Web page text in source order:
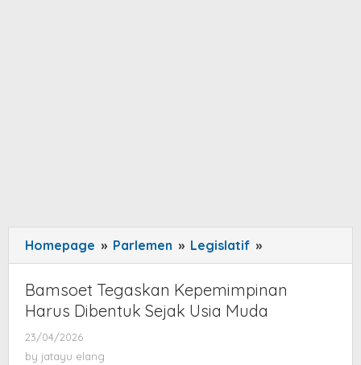
Homepage » Parlemen » Legislatif »
Tegaskan
Kepemimpinan
Bamsoet Tegaskan Kepemimpinan
Harus Dibentuk Sejak Usia Muda
23/04/2026
jatayu
by jatayu elang